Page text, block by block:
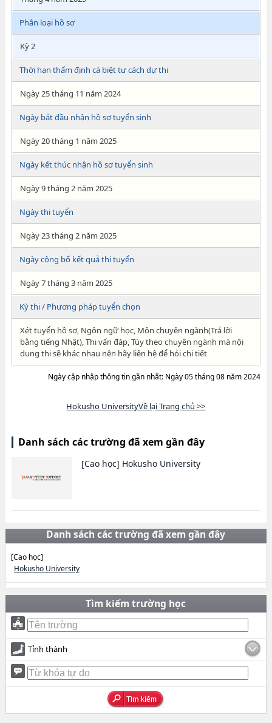
Phân loại hồ sơ
Kỳ 2
Thời hạn thẩm định cá biệt tư cách dự thi
Ngày 25 tháng 11 năm 2024
Ngày bắt đầu nhận hồ sơ tuyển sinh
Ngày 20 tháng 1 năm 2025
Ngày kết thúc nhận hồ sơ tuyển sinh
Ngày 9 tháng 2 năm 2025
Ngày thi tuyển
Ngày 23 tháng 2 năm 2025
Ngày công bố kết quả thi tuyển
Ngày 7 tháng 3 năm 2025
Kỳ thi / Phương pháp tuyển chọn
Xét tuyển hồ sơ, Ngôn ngữ học, Môn chuyên ngành(Trả lời
bằng tiếng Nhật), Thi vấn đáp, Tùy theo chuyên ngành mà nội
dung thi sẽ khác nhau nên hãy liên hệ để hỏi chi tiết
Ngày cập nhập thông tin gần nhất: Ngày 05 tháng 08 năm 2024
Hokusho UniversityVề lại Trang chủ >>
Danh sách các trường đã xem gần đây
[Cao học] Hokusho University
Danh sách các trường đã xem gần đây
[Cao học]
Hokusho University
Tìm kiếm trường học
Tỉnh thành